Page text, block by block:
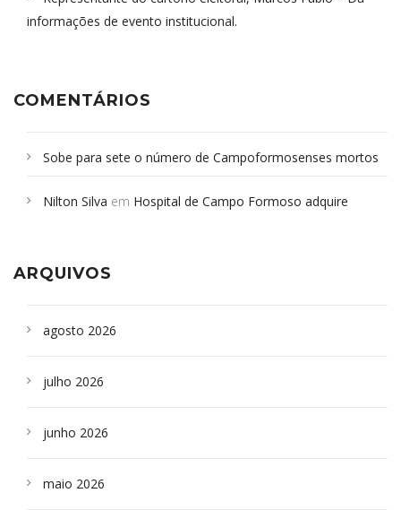
informações de evento institucional.
COMENTÁRIOS
Sobe para sete o número de Campoformosenses mortos
Campoformosenses que morreram em desabamentos são
Nilton Silva em Hospital de Campo Formoso adquire
ARQUIVOS
agosto 2026
julho 2026
junho 2026
maio 2026